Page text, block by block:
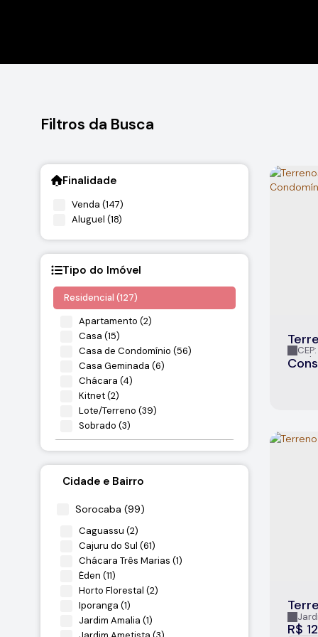
Filtros da Busca
Finalidade
Venda (147)
Aluguel (18)
Tipo do Imóvel
Residencial (127)
Apartamento (2)
Casa (15)
Casa de Condomínio (56)
Casa Geminada (6)
Chácara (4)
Kitnet (2)
Lote/Terreno (39)
Sobrado (3)
Misto (9)
Residencial e Comercial (7)
Comercial (5)
Comercial (2)
Terreno (3)
Rural (4)
Fazenda (1)
Sítio (1)
Terreno (2)
Cidade e Bairro
Sorocaba (99)
Caguassu (2)
Cajuru do Sul (61)
Chácara Três Marias (1)
Éden (11)
Horto Florestal (2)
Iporanga (1)
Jardim Amalia (1)
R$